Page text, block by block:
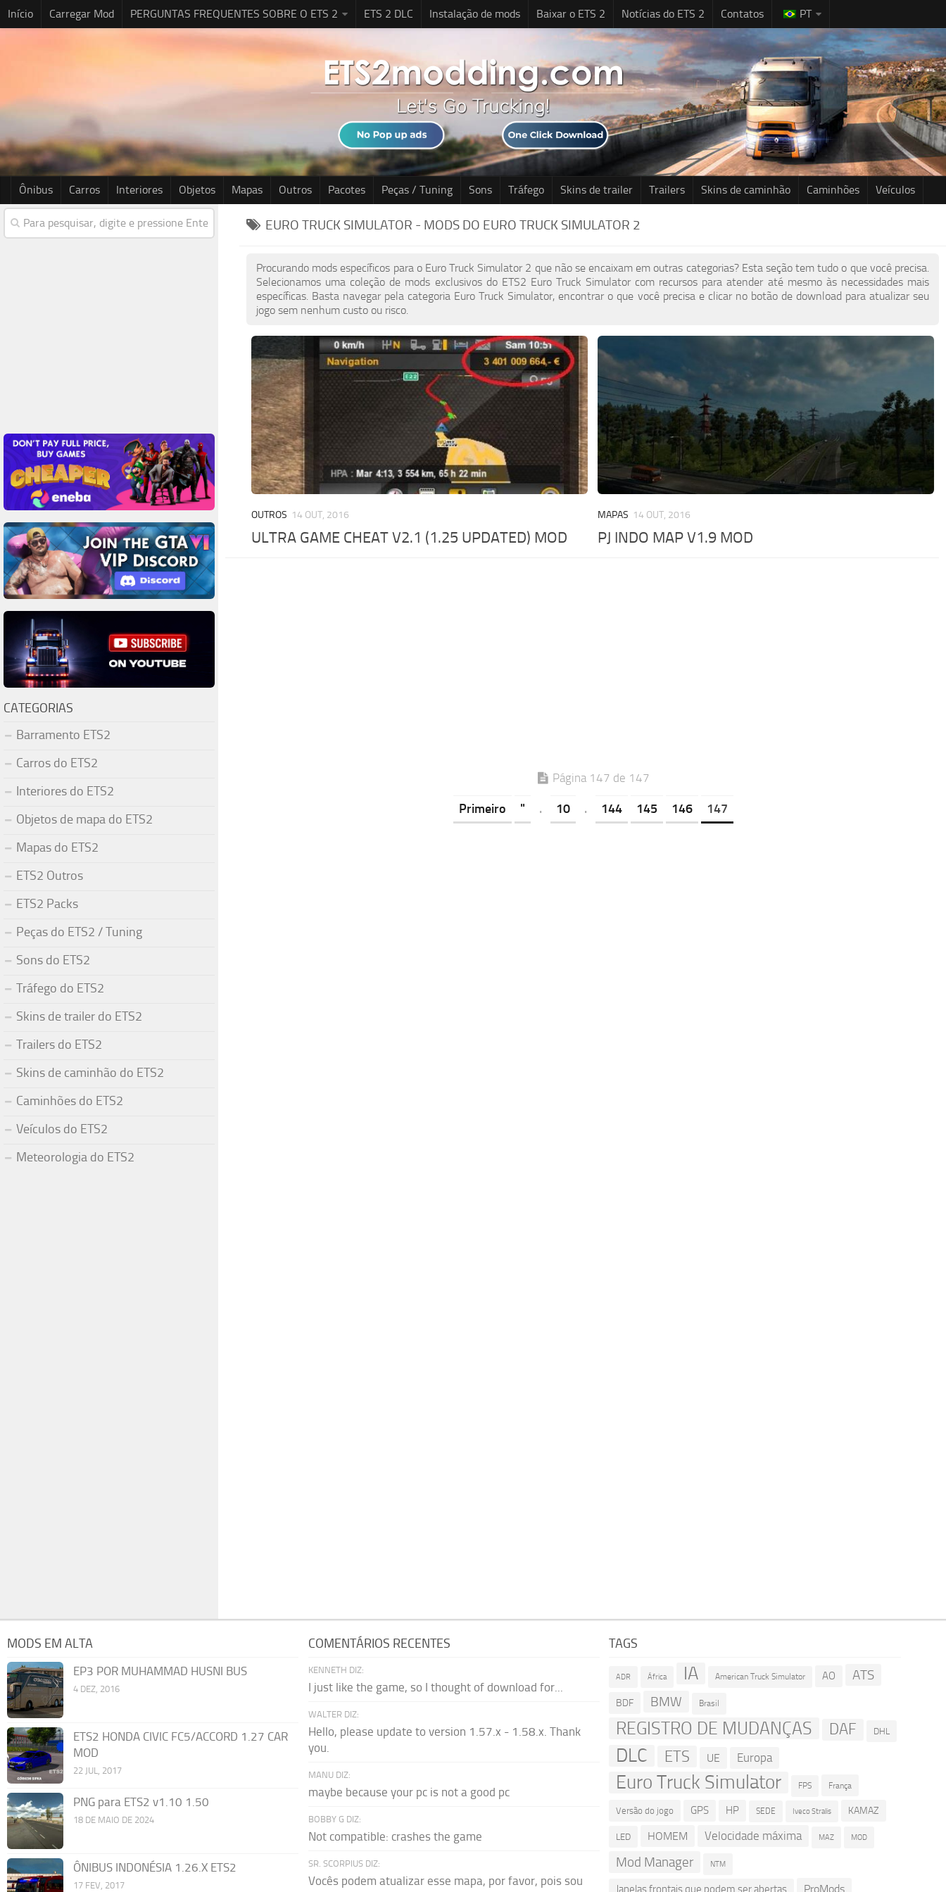
Início Carregar Mod PERGUNTAS FREQUENTES SOBRE O ETS 2 ETS 2 DLC Instalação de mods Baixar o ETS 2 Notícias do ETS 2 Contatos PT
Ônibus Carros Interiores Objetos Mapas Outros Pacotes Peças / Tuning Sons Tráfego Skins de trailer Trailers Skins de caminhão Caminhões Veículos
EURO TRUCK SIMULATOR - MODS DO EURO TRUCK SIMULATOR 2
Procurando mods específicos para o Euro Truck Simulator 2 que não se encaixam em outras categorias? Esta seção tem tudo o que você precisa.
Selecionamos uma coleção de mods exclusivos do ETS2 Euro Truck Simulator com recursos para atender até mesmo às necessidades mais
específicas. Basta navegar pela categoria Euro Truck Simulator, encontrar o que você precisa e clicar no botão de download para atualizar seu
jogo sem nenhum custo ou risco.
OUTROS 14 OUT, 2016
ULTRA GAME CHEAT V2.1 (1.25 UPDATED) MOD
MAPAS 14 OUT, 2016
PJ INDO MAP V1.9 MOD
Página 147 de 147
Primeiro " . 10 . 144 145 146 147
CATEGORIAS
Barramento ETS2
Carros do ETS2
Interiores do ETS2
Objetos de mapa do ETS2
Mapas do ETS2
ETS2 Outros
ETS2 Packs
Peças do ETS2 / Tuning
Sons do ETS2
Tráfego do ETS2
Skins de trailer do ETS2
Trailers do ETS2
Skins de caminhão do ETS2
Caminhões do ETS2
Veículos do ETS2
Meteorologia do ETS2
MODS EM ALTA
EP3 POR MUHAMMAD HUSNI BUS
4 DEZ, 2016
ETS2 HONDA CIVIC FC5/ACCORD 1.27 CAR
MOD
22 JUL, 2017
PNG para ETS2 v1.10 1.50
18 DE MAIO DE 2024
ÔNIBUS INDONÉSIA 1.26.X ETS2
17 FEV, 2017
COMENTÁRIOS RECENTES
KENNETH DIZ:
I just like the game, so I thought of download for...
WALTER DIZ:
Hello, please update to version 1.57.x - 1.58.x. Thank
you.
MANU DIZ:
maybe because your pc is not a good pc
BOBBY G DIZ:
Not compatible: crashes the game
SR. SCORPIUS DIZ:
Vocês podem atualizar esse mapa, por favor, pois sou
TAGS
ADR África IA American Truck Simulator AO ATS
BDF BMW Brasil
REGISTRO DE MUDANÇAS DAF DHL
DLC ETS UE Europa
Euro Truck Simulator FPS França
Versão do jogo GPS HP SEDE Iveco Stralis KAMAZ
LED HOMEM Velocidade máxima MAZ MOD
Mod Manager NTM
Janelas frontais que podem ser abertas ProMods